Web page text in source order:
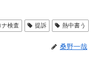
ナ検査 提訴 熱中書う
桑野一哉